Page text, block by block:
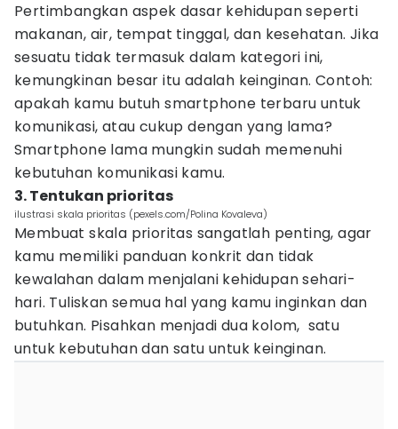
Pertimbangkan aspek dasar kehidupan seperti
makanan, air, tempat tinggal, dan kesehatan. Jika
sesuatu tidak termasuk dalam kategori ini,
kemungkinan besar itu adalah keinginan. Contoh:
apakah kamu butuh smartphone terbaru untuk
komunikasi, atau cukup dengan yang lama?
Smartphone lama mungkin sudah memenuhi
kebutuhan komunikasi kamu.
3. Tentukan prioritas
ilustrasi skala prioritas (pexels.com/Polina Kovaleva)
Membuat skala prioritas sangatlah penting, agar
kamu memiliki panduan konkrit dan tidak
kewalahan dalam menjalani kehidupan sehari-
hari. Tuliskan semua hal yang kamu inginkan dan
butuhkan. Pisahkan menjadi dua kolom, satu
untuk kebutuhan dan satu untuk keinginan.